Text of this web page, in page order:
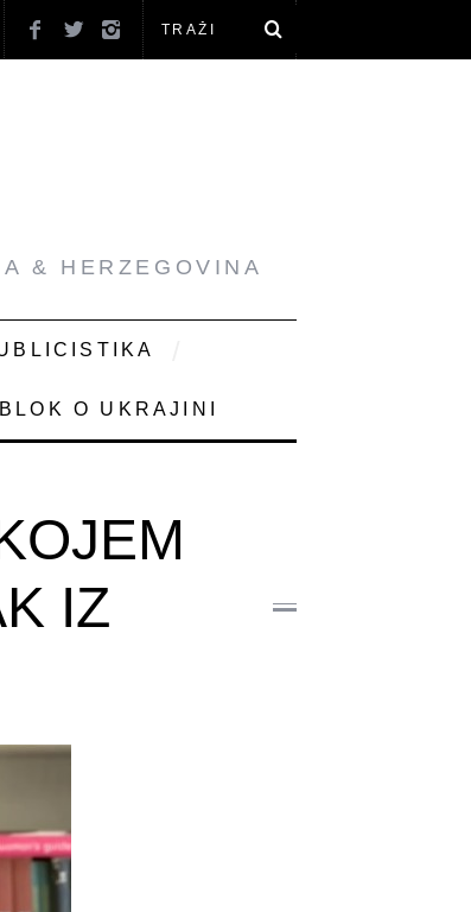
& HERZEGOVINA
O UKRAJINI
IZ